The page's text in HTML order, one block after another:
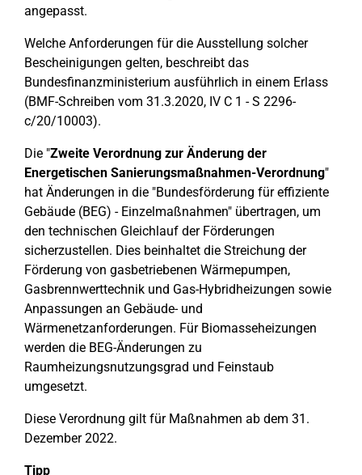
angepasst.
Welche Anforderungen für die Ausstellung solcher
Bescheinigungen gelten, beschreibt das
Bundesfinanzministerium ausführlich in einem Erlass
(BMF-Schreiben vom 31.3.2020, IV C 1 - S 2296-
c/20/10003).
Die "Zweite Verordnung zur Änderung der
Energetischen Sanierungsmaßnahmen-Verordnung"
hat Änderungen in die "Bundesförderung für effiziente
Gebäude (BEG) - Einzelmaßnahmen" übertragen, um
den technischen Gleichlauf der Förderungen
sicherzustellen. Dies beinhaltet die Streichung der
Förderung von gasbetriebenen Wärmepumpen,
Gasbrennwerttechnik und Gas-Hybridheizungen sowie
Anpassungen an Gebäude- und
Wärmenetzanforderungen. Für Biomasseheizungen
werden die BEG-Änderungen zu
Raumheizungsnutzungsgrad und Feinstaub
umgesetzt.
Diese Verordnung gilt für Maßnahmen ab dem 31.
Dezember 2022.
Tipp